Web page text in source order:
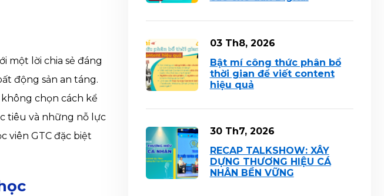
một lời chia sẻ đáng
động sản an táng.
chọn cách kể
tiêu và những nỗ lực
viên GTC đặc biệt
03 Th8, 2026
Bật mí công thức phân bổ
thời gian để viết content
hiệu quả
30 Th7, 2026
RECAP TALKSHOW: XÂY
DỰNG THƯƠNG HIỆU CÁ
NHÂN BỀN VỮNG